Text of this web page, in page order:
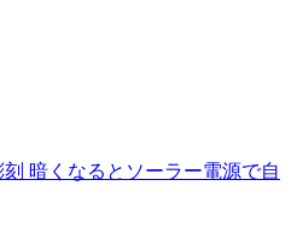
暗くなるとソーラー電源で自